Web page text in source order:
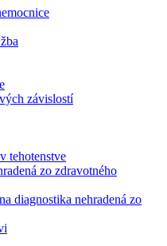
závislostí
tehotenstve
zo zdravotného
diagnostika nehradená zo